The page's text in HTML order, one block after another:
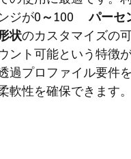
ジが0～100 パーセ
状のカスタマイズの
ント可能という特徴
過プロファイル要件
軟性を確保できます。